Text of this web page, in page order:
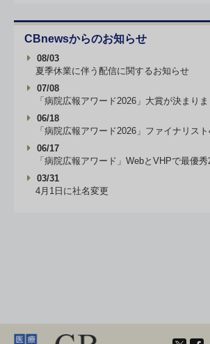
CBnewsからのお知らせ
08/03
夏季休業に伴う配信に関するお知らせ
07/08
「病院広報アワード2026」大賞が決まり
06/18
「病院広報アワード2026」ファイナリス
06/17
「病院広報アワード」WebとVHPで最優
03/31
4月1日に社名変更